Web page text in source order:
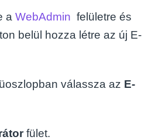
a WebAdmin felületre és
belül hozza létre az új E-
válassza az E-
fület.